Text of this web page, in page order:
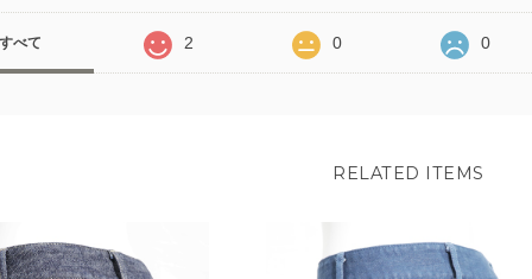
べて 2 0 0
RELATED ITEMS